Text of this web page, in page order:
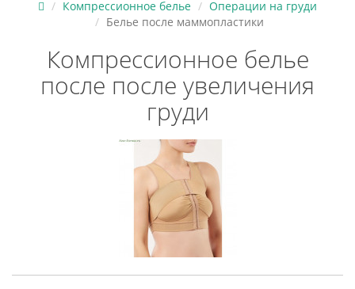
Компрессионное белье
Операции на груди
Белье после маммопластики
Компрессионное белье
после после увеличения
груди